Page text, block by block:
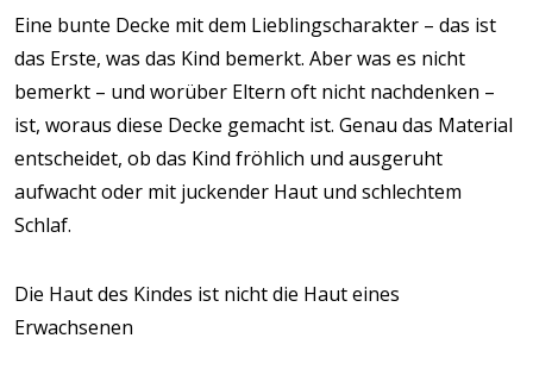
Eine bunte Decke mit dem Lieblingscharakter – das ist
das Erste, was das Kind bemerkt. Aber was es nicht
bemerkt – und worüber Eltern oft nicht nachdenken –
ist, woraus diese Decke gemacht ist. Genau das Material
entscheidet, ob das Kind fröhlich und ausgeruht
aufwacht oder mit juckender Haut und schlechtem
Schlaf.
Die Haut des Kindes ist nicht die Haut eines
Erwachsenen